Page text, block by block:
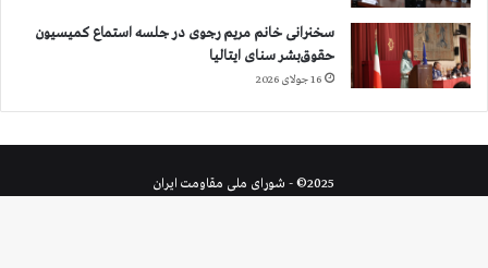
سخنرانی خانم مریم رجوی در جلسه استماع کمیسیون
حقوق‌بشر سنای ایتالیا
16 جولای 2026
2025© - شورای ملی مقاومت ایران